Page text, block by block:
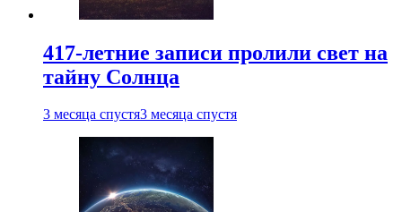
417-летние записи пролили свет на
тайну Солнца
3 месяца спустя3 месяца спустя